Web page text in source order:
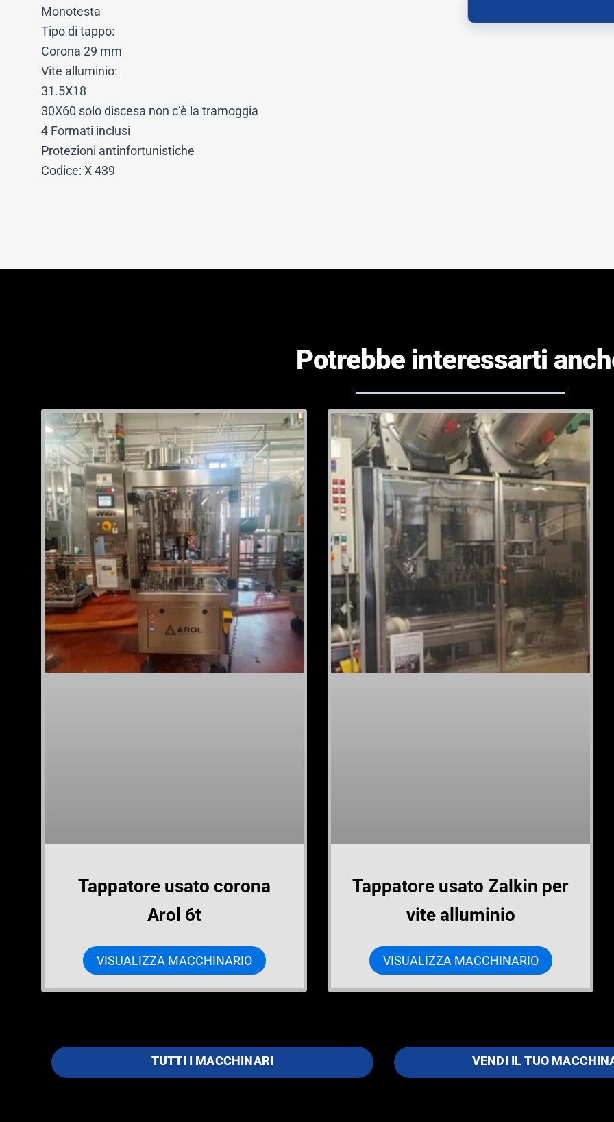
Monotesta
Tipo di tappo:
Corona 29 mm
Vite alluminio:
31.5X18
30X60 solo discesa non c’è la tramoggia
4 Formati inclusi
Protezioni antinfortunistiche
Codice: X 439
Potrebbe interessarti
Tappatore usato corona
Arol 6t
VISUALIZZA MACCHINARIO
Tappatore usato Zalkin per
vite alluminio
VISUALIZZA MACCHINARIO
TUTTI I MACCHINARI VENDI IL TUO